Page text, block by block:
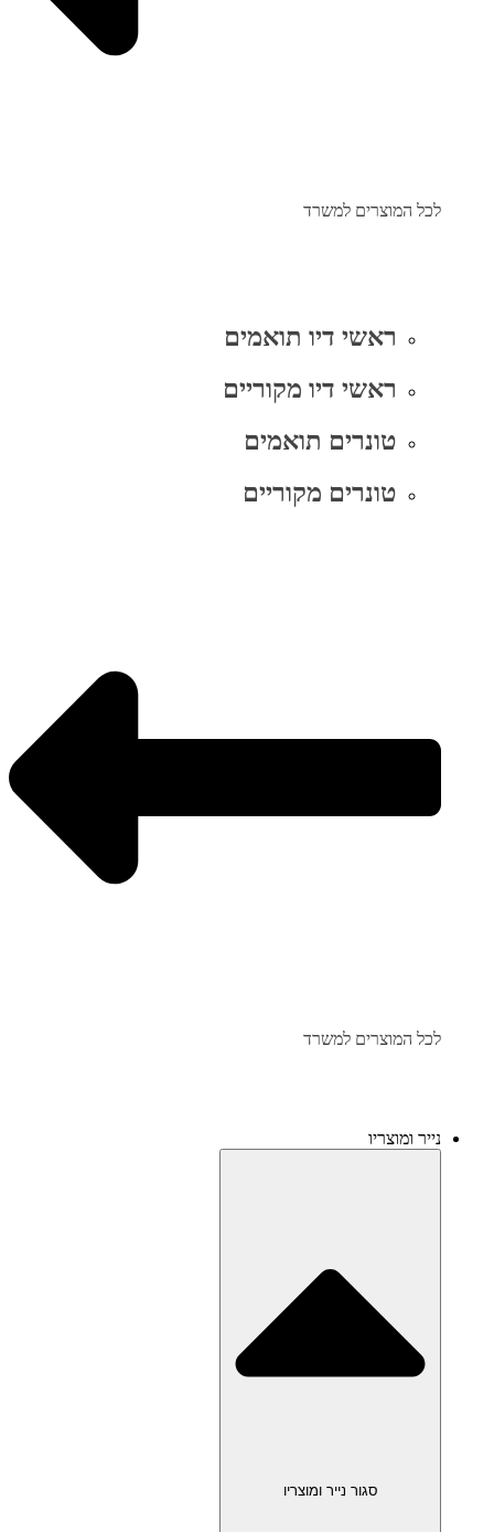
לכל המוצרים למשרד
ראשי דיו תואמים
ראשי דיו מקוריים
טונרים תואמים
טונרים מקוריים
לכל המוצרים למשרד
נייר ומוצריו
סגור נייר ומוצריו